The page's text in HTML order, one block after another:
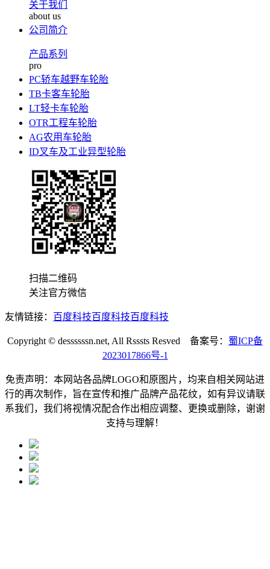
关于我们
about us
公司简介
产品系列
pro
PC轿车越野车轮胎
TB卡客车轮胎
LT轻卡车轮胎
OTR工程车轮胎
AG农用车轮胎
ID叉车及工业异型轮胎
扫描二维码
关注官方微信
友情链接： 百度科技百度科技百度科技
Copyright © dessssssn.net, All Rsssts Resved 备案号： 蜀ICP备
2023017866号-1
免责声明：本网站各品牌LOGO和原图片，均来自相关网站进
行的再次制作，旨在宣传和推广品牌产品花纹，如有异议请联
系我们，我们将视情况配合作出相应调整、更换或删除，谢谢
支持与理解！